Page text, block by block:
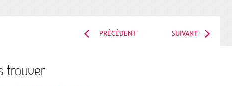
PRÉCÉDENT SUIVANT
trouver